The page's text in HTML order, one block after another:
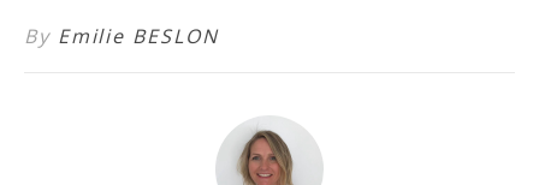
By Emilie BESLON